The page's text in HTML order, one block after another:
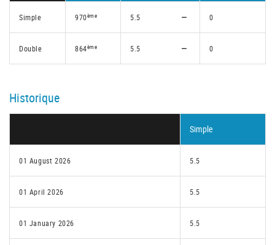
Simple 970ème 5.5 0
Double 864ème 5.5 0
Historique
Simple
01 August 2026 5.5
01 April 2026 5.5
01 January 2026 5.5